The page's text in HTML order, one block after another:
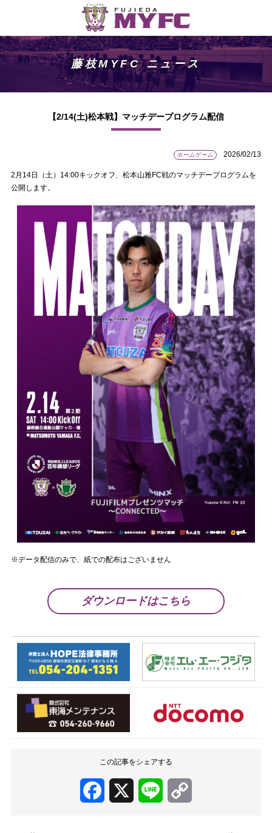
藤枝MYFC ニュース
【2/14(土)松本戦】マッチデープログラム配信
ホームゲーム 2026/02/13
2月14日（土）14:00キックオフ、松本山雅FC戦のマッチデープログラムを
公開します。
※データ配信のみで、紙での配布はございません
ダウンロードはこちら
この記事をシェアする
Facebook Line